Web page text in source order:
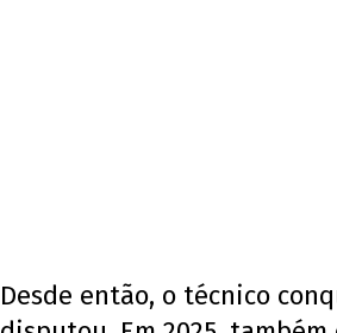
Desde então, o técnico